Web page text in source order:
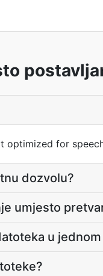
optimized for
dozvolu?
umjesto
u